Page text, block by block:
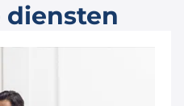
diensten